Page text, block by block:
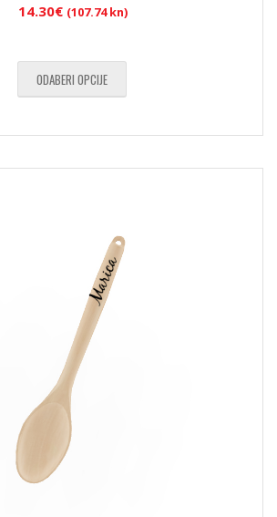
14.30€ (107.74 kn)
ODABERI OPCIJE